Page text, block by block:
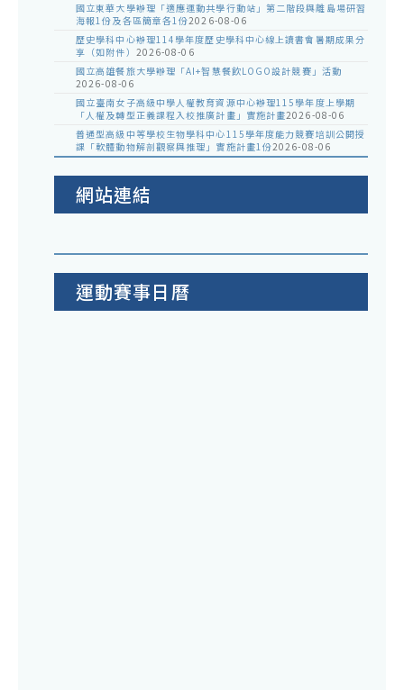
國立東華大學辦理「適應運動共學行動站」第二階段與離島場研習
海報1份及各區簡章各1份2026-08-06
歷史學科中心辦理114學年度歷史學科中心線上讀書會暑期成果分
享（如附件） 2026-08-06
國立高雄餐旅大學辦理「AI+智慧餐飲LOGO設計競賽」活動
2026-08-06
國立臺南女子高級中學人權教育資源中心辦理115學年度上學期
「人權及轉型正義課程入校推廣計畫」實施計畫2026-08-06
普通型高級中等學校生物學科中心115學年度能力競賽培訓公開授
課「軟體動物解剖觀察與推理」實施計畫1份2026-08-06
網站連結
運動賽事日曆